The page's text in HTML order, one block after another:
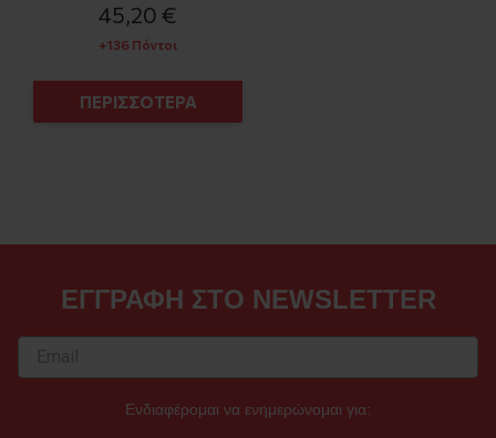
45,20 €
+136 Πόντοι
ΠΕΡΙΣΣΟΤΕΡΑ
ΕΓΓΡΑΦΗ ΣΤΟ NEWSLETTER
Ενδιαφέρομαι να ενημερώνομαι για: